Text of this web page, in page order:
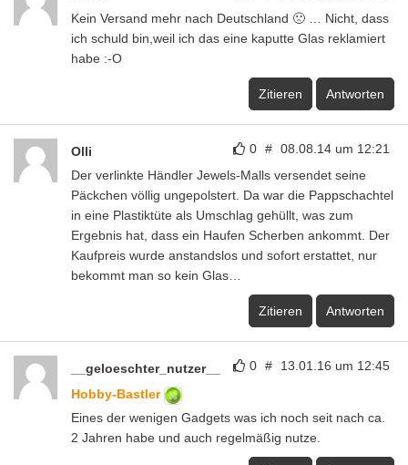
Kein Versand mehr nach Deutschland 🙁 … Nicht, dass
ich schuld bin,weil ich das eine kaputte Glas reklamiert
habe :-O
Zitieren Antworten
0 # 08.08.14 um 12:21
Olli
Der verlinkte Händler Jewels-Malls versendet seine
Päckchen völlig ungepolstert. Da war die Pappschachtel
in eine Plastiktüte als Umschlag gehüllt, was zum
Ergebnis hat, dass ein Haufen Scherben ankommt. Der
Kaufpreis wurde anstandslos und sofort erstattet, nur
bekommt man so kein Glas…
Zitieren Antworten
0 # 13.01.16 um 12:45
__geloeschter_nutzer__
Hobby-Bastler
Eines der wenigen Gadgets was ich noch seit nach ca.
2 Jahren habe und auch regelmäßig nutze.